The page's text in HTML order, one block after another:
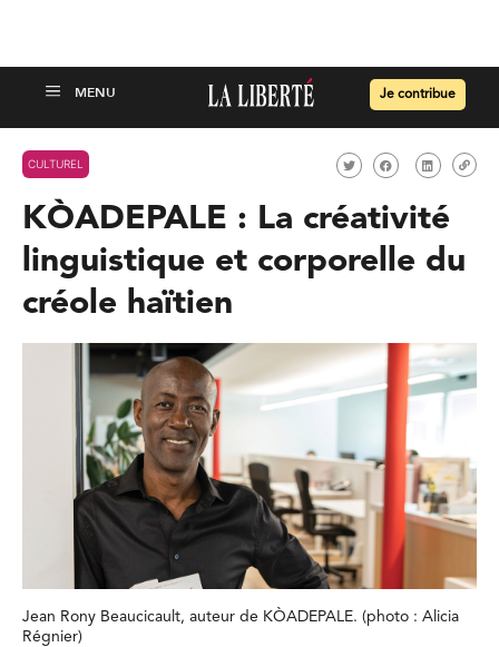
Je contribue
CULTUREL
KÒADEPALE : La créativité
linguistique et corporelle du
créole haïtien
Jean Rony Beaucicault, auteur de KÒADEPALE. (photo : Alicia
Régnier)